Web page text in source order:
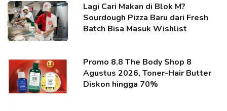
Lagi Cari Makan di Blok M?
Sourdough Pizza Baru dari Fresh
Batch Bisa Masuk Wishlist
Promo 8.8 The Body Shop 8
Agustus 2026, Toner-Hair Butter
Diskon hingga 70%